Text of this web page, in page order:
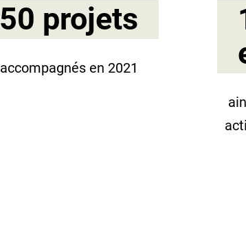
50 projets
accompagnés en 2021